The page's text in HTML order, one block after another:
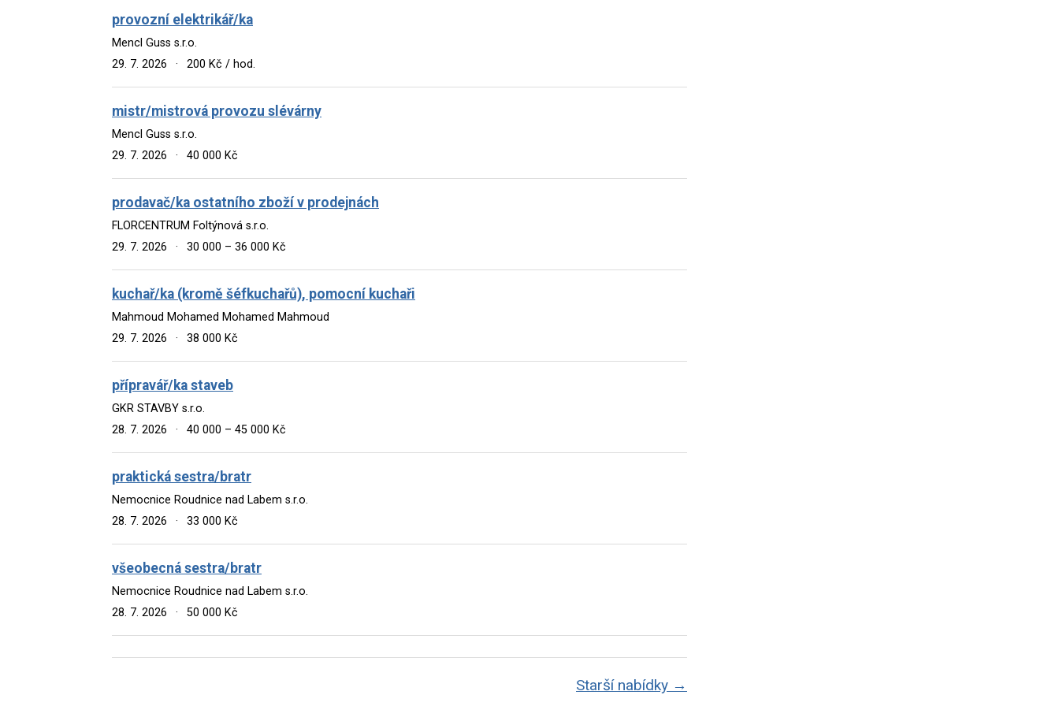
provozní elektrikář/ka
Mencl Guss s.r.o.
29. 7. 2026
· 200 Kč / hod.
mistr/mistrová provozu slévárny
Mencl Guss s.r.o.
29. 7. 2026
· 40 000 Kč
prodavač/ka ostatního zboží v prodejnách
FLORCENTRUM Foltýnová s.r.o.
29. 7. 2026
· 30 000 – 36 000 Kč
kuchař/ka (kromě šéfkuchařů), pomocní kuchaři
Mahmoud Mohamed Mohamed Mahmoud
29. 7. 2026
· 38 000 Kč
přípravář/ka staveb
GKR STAVBY s.r.o.
28. 7. 2026
· 40 000 – 45 000 Kč
praktická sestra/bratr
Nemocnice Roudnice nad Labem s.r.o.
28. 7. 2026
· 33 000 Kč
všeobecná sestra/bratr
Nemocnice Roudnice nad Labem s.r.o.
28. 7. 2026
· 50 000 Kč
Starší nabídky →